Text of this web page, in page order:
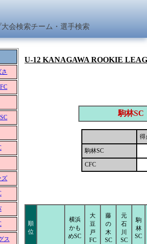
大会検索チーム・選手検索
ズ
ス
U-12 KANAGAWA ROOKIE
駒林SC
得
駒林SC
CFC
順
位
横浜
かも
めSC
大
豆
戸
FC
藤
の
木
SC
元
石
川
SC
駒
林
SC